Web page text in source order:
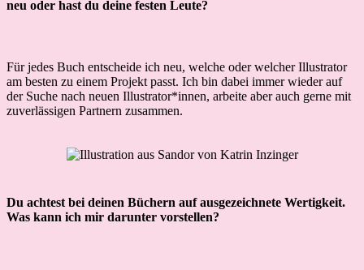
neu oder hast du deine festen Leute?
Für jedes Buch entscheide ich neu, welche oder welcher Illustrator
am besten zu einem Projekt passt. Ich bin dabei immer wieder auf
der Suche nach neuen Illustrator*innen, arbeite aber auch gerne mit
zuverlässigen Partnern zusammen.
Du achtest bei deinen Büchern auf ausgezeichnete Wertigkeit.
Was kann ich mir darunter vorstellen?